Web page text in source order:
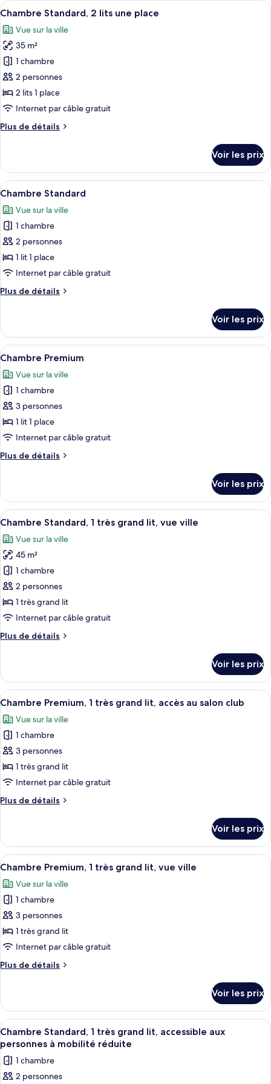
lit
de
Suite,
très
grand
lit
Afficher
toutes
les
photos
pour
ce
type
de
chambre :
Chambre
lits
une
place
Une chambre d’hôtel avec deux
3
Chambre Standard, 2 lits une place
Vue sur la ville
35 m²
1 chambre
2 personnes
2 lits 1 place
Internet par câble gratuit
Plus de détails
Plus
le
type
de
Chambre
Standard,
lits
une
place
Voir les prix
Afficher
toutes
les
photos
pour
ce
type
chambre :
Un lit avec du linge de lit blanc et
6
Chambre Standard
Vue sur la ville
1 chambre
2 personnes
1 lit 1 place
Internet par câble gratuit
Plus de détails
Plus
le
type
de
Chambre
Standard
Voir les prix
Afficher
toutes
les
photos
pour
ce
type
chambre :
Une chambre d’hôtel moderne avec
6
Chambre Premium
Vue sur la ville
1 chambre
3 personnes
1 lit 1 place
Internet par câble gratuit
Plus de détails
Plus
le
type
de
Chambre
Premium
Voir les prix
Afficher
toutes
les
photos
pour
ce
type
de
chambre :
Chambre
très
grand
lit,
vue
ville
Une chambre d’hôtel moderne
4
Chambre Standard, 1 très grand lit, vue ville
Vue sur la ville
45 m²
1 chambre
2 personnes
1 très grand lit
Internet par câble gratuit
Plus de détails
Plus
le
type
de
Chambre
Standard,
très
grand
lit,
vue
ville
Voir les prix
Afficher
toutes
les
photos
pour
ce
type
chambre :
très
grand
lit,
accès
au
salon
club
Une salle de bain moderne avec
6
Chambre Premium, 1 très grand lit, accès au salon club
Vue sur la ville
1 chambre
3 personnes
1 très grand lit
Internet par câble gratuit
Plus de détails
Plus
le
type
de
Chambre
Premium,
très
grand
lit,
accès
au
Voir les prix
Afficher
toutes
les
photos
pour
ce
type
chambre :
très
grand
lit,
vue
Une chambre d’hôtel moderne avec
4
Chambre Premium, 1 très grand lit, vue ville
Vue sur la ville
1 chambre
3 personnes
1 très grand lit
Internet par câble gratuit
Plus de détails
Plus
le
type
de
chambre
Chambre
Premium,
Voir les prix
Afficher
toutes
les
photos
pour
Une chambre d’hôtel moderne
1
Chambre Standard, 1 très grand lit, accessible aux
personnes à mobilité réduite
1 chambre
2 personnes